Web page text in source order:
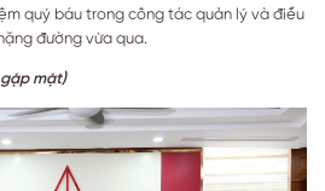
quý báu trong công tác quản lý và điều
đường vừa qua.
mặt)